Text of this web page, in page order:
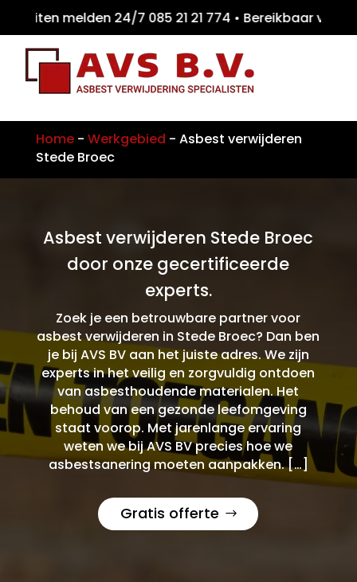
melden 24/7 085 21 21 774 •
Home- Werkgebied - Asbest verwijderen
Stede Broec
Asbest verwijderen Stede Broec
door onze gecertificeerde
experts.
Zoek je een betrouwbare partner voor
asbest verwijderen in Stede Broec? Dan ben
je bij AVS BV aan het juiste adres. We zijn
experts in het veilig en zorgvuldig ontdoen
van asbesthoudende materialen. Het
behoud van een gezonde leefomgeving
staat voorop. Met jarenlange ervaring
weten we bij AVS BV precies hoe we
asbestsanering moeten aanpakken. […]
Gratis offerte